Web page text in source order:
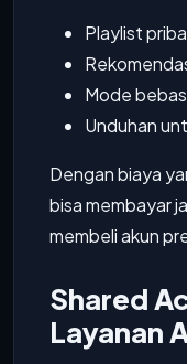
Playlist
Mode
Unduhan
Dengan biaya
bisa membayar
membeli akun
Shared
Layanan